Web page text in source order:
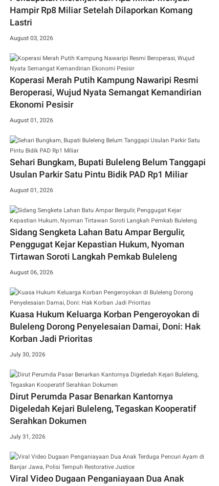
Hampir Rp8 Miliar Setelah Dilaporkan Komang
Lastri
August 03, 2026
Koperasi Merah Putih Kampung Nawaripi Resmi
Beroperasi, Wujud Nyata Semangat Kemandirian
Ekonomi Pesisir
August 01, 2026
Sehari Bungkam, Bupati Buleleng Belum Tanggapi
Usulan Parkir Satu Pintu Bidik PAD Rp1 Miliar
August 01, 2026
Sidang Sengketa Lahan Batu Ampar Bergulir,
Penggugat Kejar Kepastian Hukum, Nyoman
Tirtawan Soroti Langkah Pemkab Buleleng
August 06, 2026
Kuasa Hukum Keluarga Korban Pengeroyokan di
Buleleng Dorong Penyelesaian Damai, Doni: Hak
Korban Jadi Prioritas
July 30, 2026
Dirut Perumda Pasar Benarkan Kantornya
Digeledah Kejari Buleleng, Tegaskan Kooperatif
Serahkan Dokumen
July 31, 2026
Viral Video Dugaan Penganiayaan Dua Anak